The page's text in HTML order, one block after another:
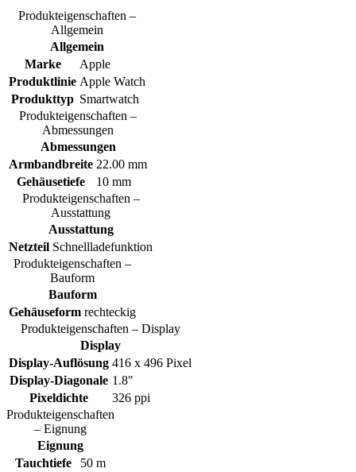
Produkteigenschaften –
Allgemein
Allgemein
Marke
Apple
Produktlinie Apple Watch
Produkttyp Smartwatch
Produkteigenschaften –
Abmessungen
Abmessungen
Armbandbreite 22.00 mm
Gehäusetiefe
10 mm
Produkteigenschaften –
Ausstattung
Ausstattung
Netzteil Schnellladefunktion
Produkteigenschaften –
Bauform
Bauform
Gehäuseform rechteckig
Produkteigenschaften – Display
Display
Display-Auflösung 416 x 496 Pixel
Display-Diagonale 1.8"
Pixeldichte
326 ppi
Produkteigenschaften
– Eignung
Eignung
Tauchtiefe
50 m